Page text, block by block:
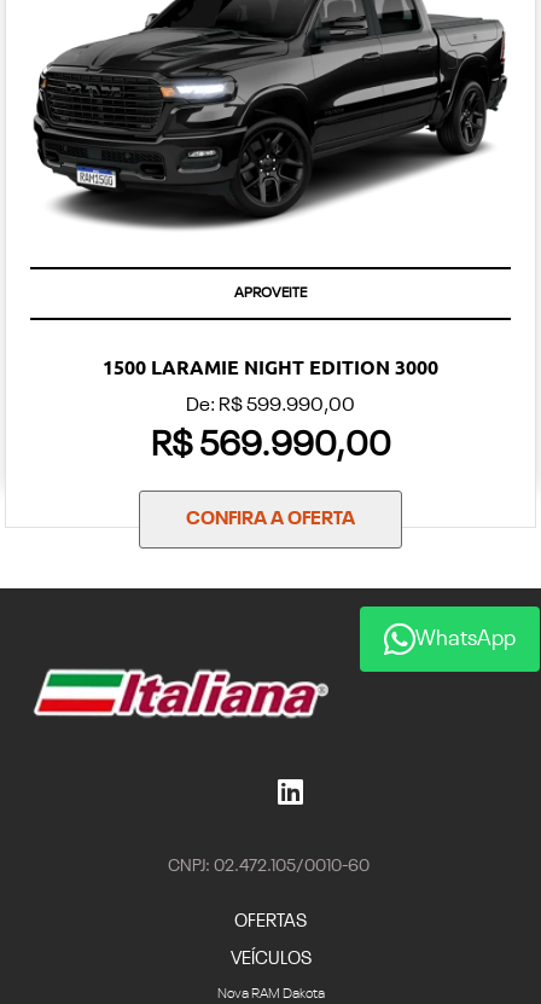
APROVEITE
1500 LARAMIE NIGHT EDITION 3000
De: R$ 599.990,00
R$ 569.990,00
CONFIRA A OFERTA
CNPJ: 02.472.105/0010-60
OFERTAS
VEÍCULOS
Nova RAM Dakota
WhatsApp